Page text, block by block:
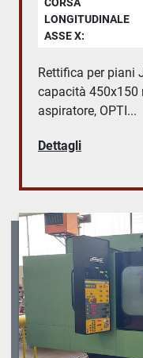
LONGITUDINALE
ASSE X:
Rettifica per piani
capacità 450x150
aspiratore, OPTI...
Dettagli